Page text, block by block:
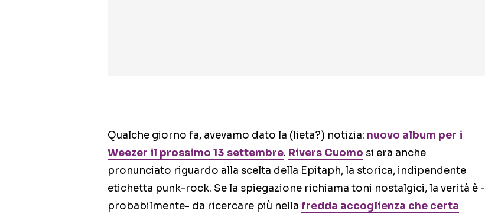
Qualche giorno fa, avevamo dato la (lieta?) notizia: nuovo album per i
Weezer il prossimo 13 settembre. Rivers Cuomo si era anche
pronunciato riguardo alla scelta della Epitaph, la storica, indipendente
etichetta punk-rock. Se la spiegazione richiama toni nostalgici, la verità è -
probabilmente- da ricercare più nella fredda accoglienza che certa